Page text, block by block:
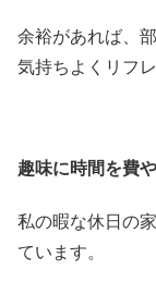
余裕があれば、
気持ちよくリフ
趣味に時間を費
私の暇な休日の
ています。